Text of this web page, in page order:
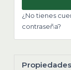
¿No tienes
contraseña?
Propiedades